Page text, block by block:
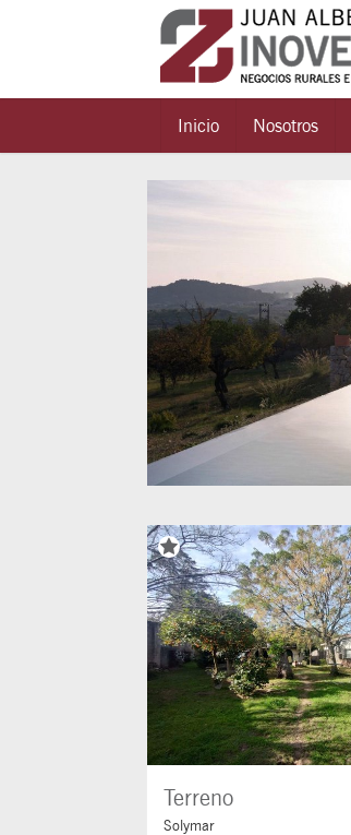
Inicio Nosotros
Terreno
Solymar